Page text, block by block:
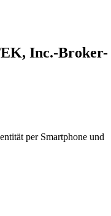
Inc.-Broker-
per Smartphone und